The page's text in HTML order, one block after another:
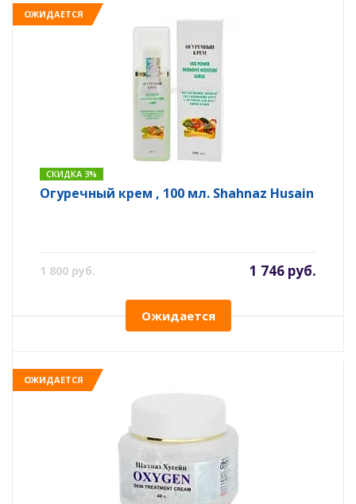
ОЖИДАЕТСЯ
СКИДКА 3%
Огуречный крем , 100 мл. Shahnaz Husain
1 800 руб. 1 746 руб.
Ожидается
ОЖИДАЕТСЯ